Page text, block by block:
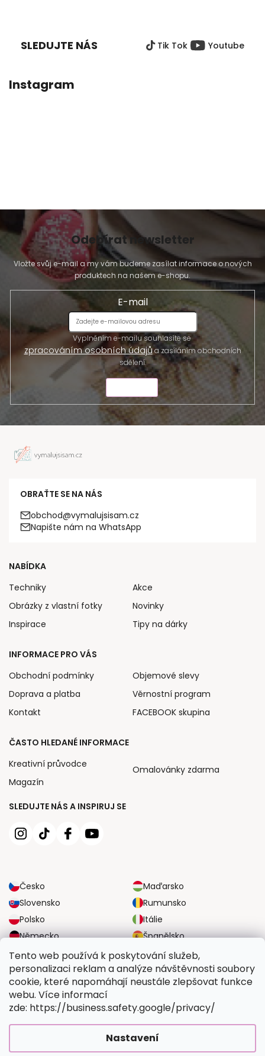
Tento web používá k poskytování služeb,
personalizaci reklam a analýze návštěvnosti soubory
cookie, které napomáhají neustále zlepšovat funkce
webu. Více informací
zde: https://business.safety.google/privacy/
Nastavení
hvězdiček.
SLEDUJTE NÁS Tik Tok Youtube
Instagram
Odebírat newsletter
Vložte svůj e-mail a my vám budeme zasílat informace o nových
produktech na našem e-shopu.
E-mail
Vyplněním e-mailu souhlasíte se
zpracováním osobních údajůa zasíláním obchodních
sdělení.
OBRAŤTE SE NA NÁS
obchod@vymalujsisam.cz
Napište nám na WhatsApp
SLEDUJTE NÁS A INSPIRUJ SE
Česko
Maďarsko
Slovensko
Rumunsko
Polsko
Itálie
Německo
Španělsko
Velká Británie
Rakousko
NABÍDKA
Techniky
Obrázky z vlastní fotky
Inspirace
Akce
Novinky
Tipy na dárky
INFORMACE PRO VÁS
Obchodní podmínky
Doprava a platba
Kontakt
Objemové slevy
Věrnostní program
FACEBOOK skupina
ČASTO HLEDANÉ INFORMACE
Kreativní průvodce
Magazín
Omalovánky zdarma
SPOLEHLIVÉ MOŽNOSTI DOPRAVY
BEZPEČNÉ MOŽNOSTI PLATBY